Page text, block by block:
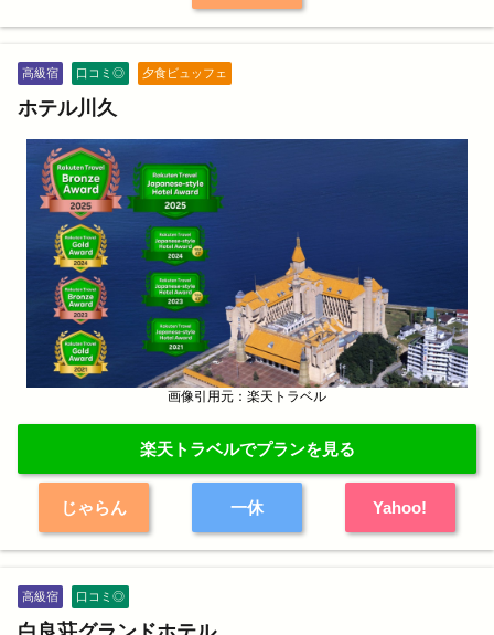
高級宿 口コミ◎ 夕食ビュッフェ
ホテル川久
画像引用元：楽天トラベル
楽天トラベルでプランを見る
じゃらん 一休 Yahoo!
高級宿 口コミ◎